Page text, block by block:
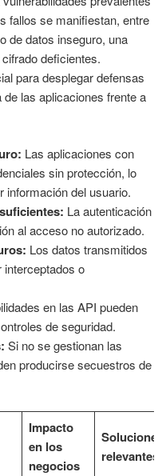
fallos se manifiestan, entre
de datos inseguro, una
deficientes.
para desplegar defensas
las aplicaciones frente a
Las aplicaciones con
sin protección, lo
información del usuario.
La autenticación
al acceso no autorizado.
Los datos transmitidos
interceptados o
en las API pueden
de seguridad.
Si no se gestionan las
producirse secuestros de
Impacto
en los
negocios
Soluciones
relevantes